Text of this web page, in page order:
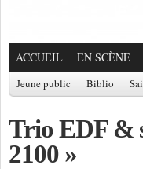
ACCUEIL EN SCÈNE
Jeune public Biblio
Trio EDF &
2100 »